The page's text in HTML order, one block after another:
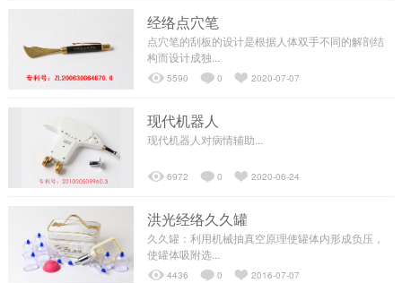
┗━养生会所
┗━私人订制
精彩视频
┗━经络操视频
经络点穴笔
点穴笔的刮板的设计是根据人体双手不同的解剖结
构而设计成独...
5590 0 2020-07-07
现代机器人
现代机器人对病情辅助...
6972 0 2020-06-24
洪光经络久久罐
久久罐：利用机械抽真空原理使罐体内形成负压，
使罐体吸附选...
4436 0 2016-07-07